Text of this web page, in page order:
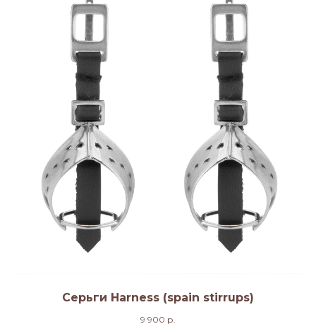
Серьги Harness (spain stirrups)
9 900 р.